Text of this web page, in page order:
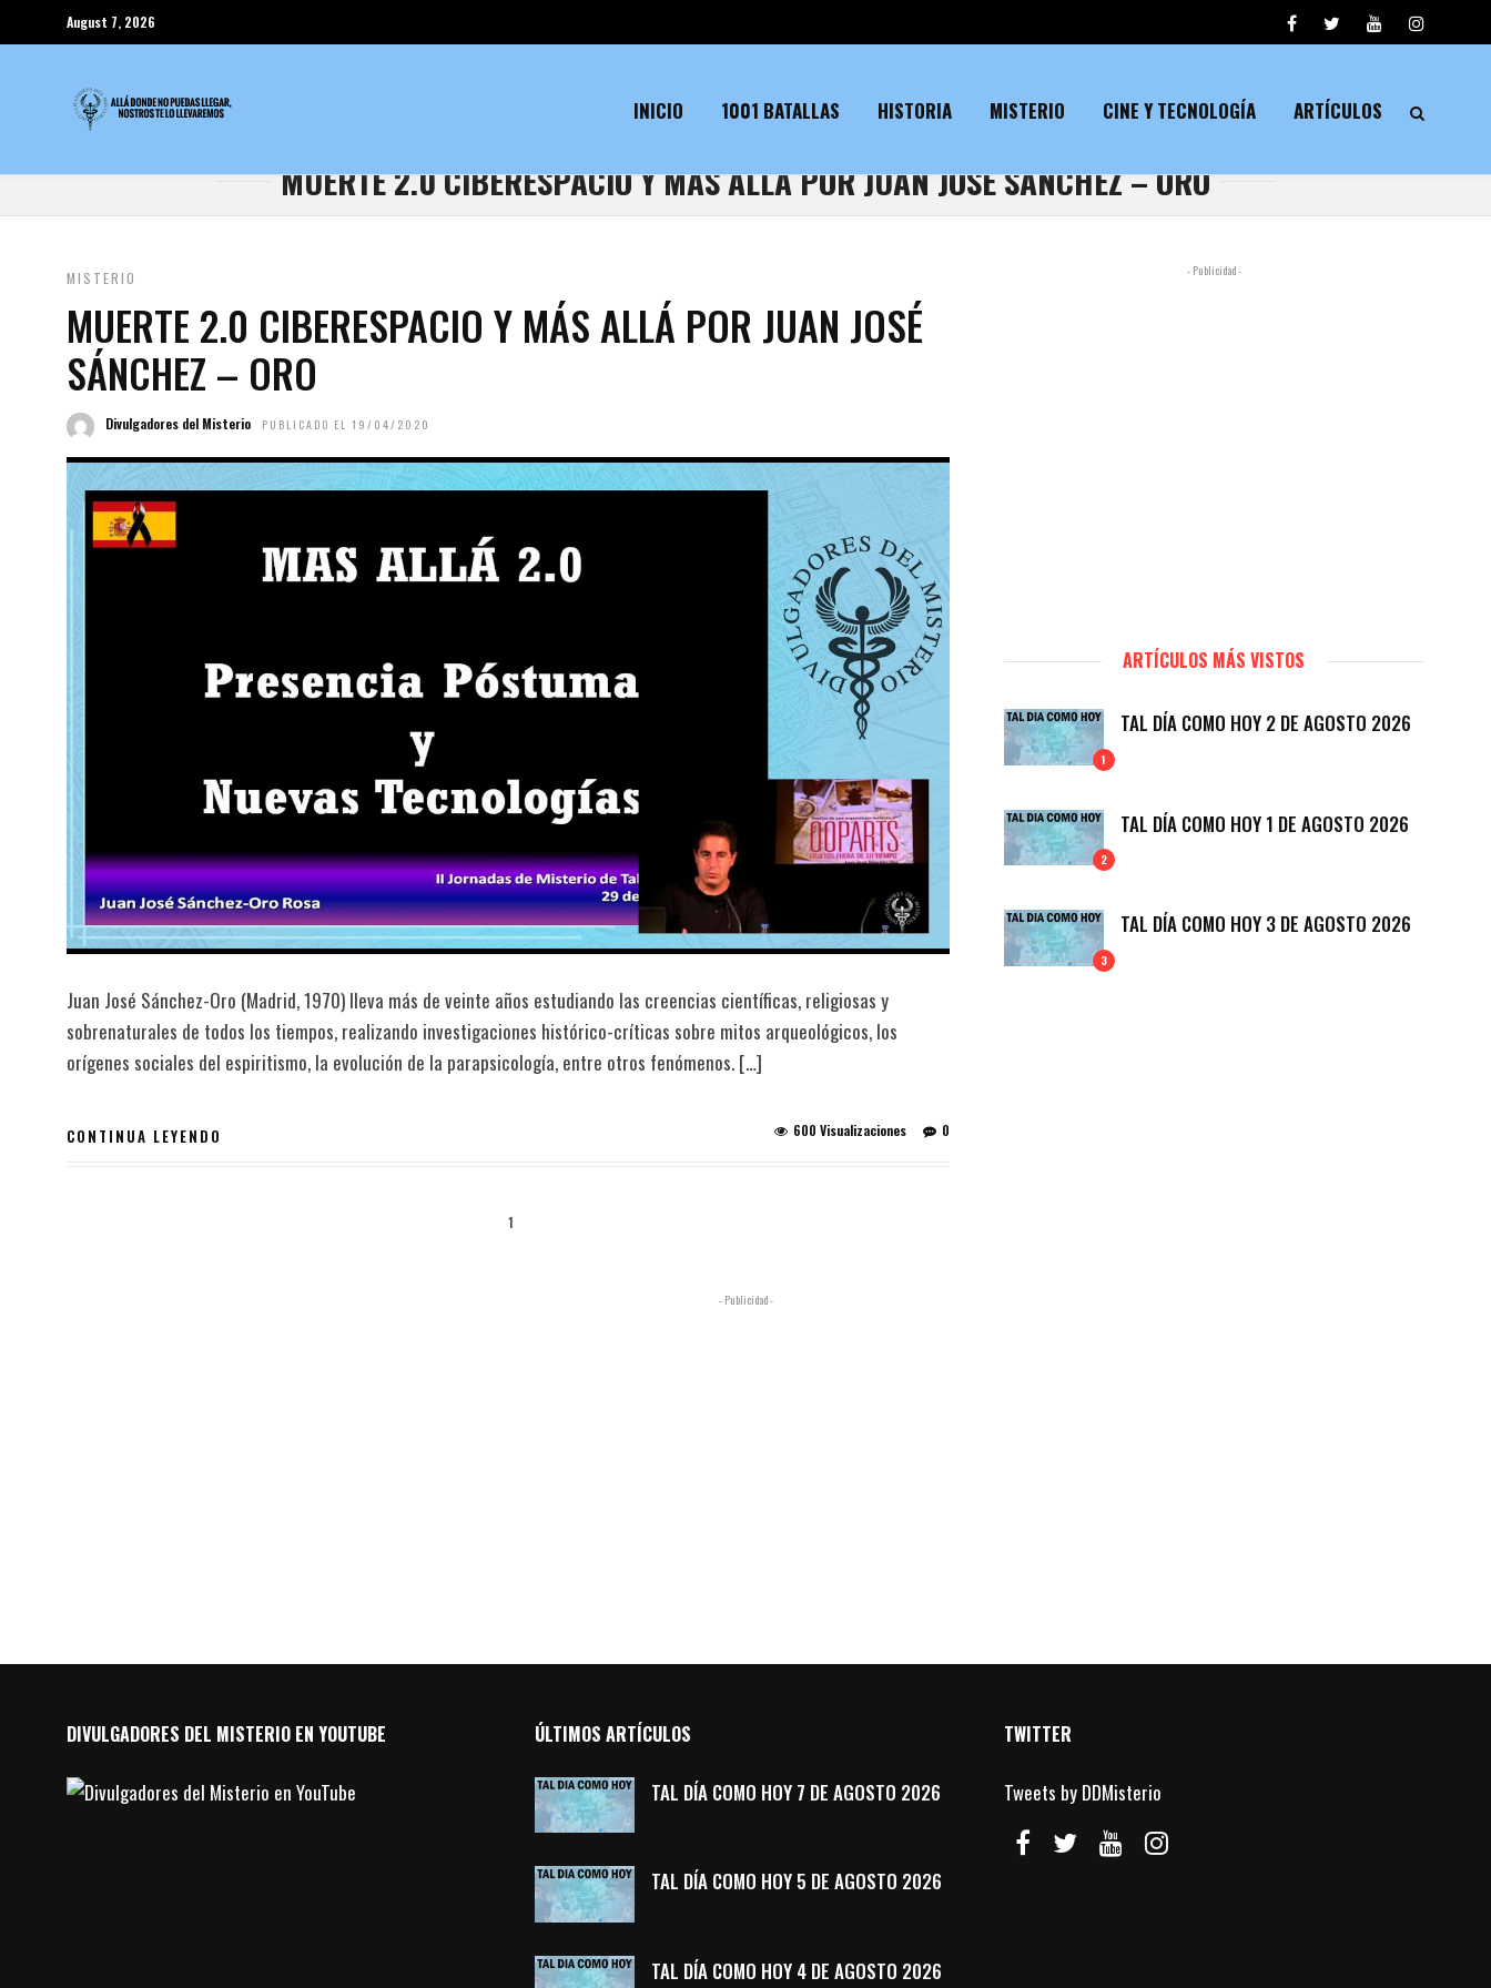
August 7, 2026
INICIO 1001 BATALLAS HISTORIA MISTERIO CINE Y TECNOLOGÍA ARTÍCULOS
MUERTE 2.0 CIBERESPACIO Y MÁS ALLÁ POR JUAN JOSÉ SÁNCHEZ – ORO
MISTERIO
MUERTE 2.0 CIBERESPACIO Y MÁS ALLÁ POR JUAN JOSÉ
SÁNCHEZ – ORO
Divulgadores del Misterio PUBLICADO EL 19/04/2020
Juan José Sánchez-Oro (Madrid, 1970) lleva más de veinte años estudiando las creencias científicas, religiosas y
sobrenaturales de todos los tiempos, realizando investigaciones histórico-críticas sobre mitos arqueológicos, los
orígenes sociales del espiritismo, la evolución de la parapsicología, entre otros fenómenos. […]
CONTINUA LEYENDO 0
600 Visualizaciones
1
- Publicidad -
ARTÍCULOS MÁS VISTOS
1
TAL DÍA COMO HOY 2 DE AGOSTO 2026
2
TAL DÍA COMO HOY 1 DE AGOSTO 2026
3
TAL DÍA COMO HOY 3 DE AGOSTO 2026
- Publicidad -
DIVULGADORES DEL MISTERIO EN YOUTUBE ÚLTIMOS ARTÍCULOS
TAL DÍA COMO HOY 7 DE AGOSTO 2026
TAL DÍA COMO HOY 5 DE AGOSTO 2026
TAL DÍA COMO HOY 4 DE AGOSTO 2026
TWITTER
Tweets by DDMisterio